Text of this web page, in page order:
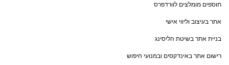
תוספים מומלצים לוורדפרס
אתר בעיצוב וליווי אישי
בניית אתר בשיטת הליסינג
רישום אתר באינדקסים ובמנועי חיפוש